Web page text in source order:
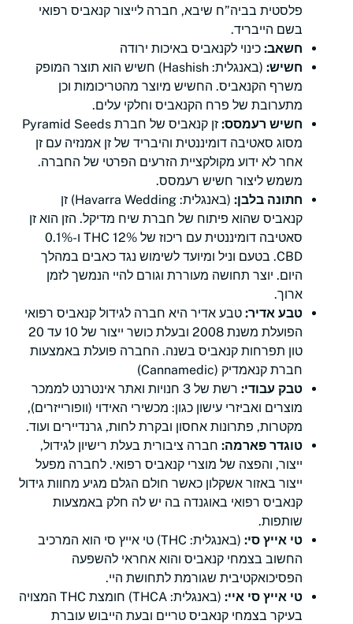
פלסטית בביה”ח שיבא, חברה לייצור קנאביס רפואי
בשם הייבריד.
חשאב: כינוי לקנאביס באיכות ירודה
חשיש:
(באנגלית: Hashish) חשיש הוא תוצר המופק
משרף הקנאביס. החשיש מיוצר מהטריכומות וכן
מתערובת של פרח הקנאביס וחלקי עלים.
חשיש רעמסס:
זן קנאביס של חברת Pyramid Seeds
מסוג סאטיבה דומיננטית והיבריד של זן אמנזיה עם זן
אחר לא ידוע מקולקציית הזרעים הפרטי של החברה.
משמש ליצור חשיש רעמסס.
חתונה בלבן:
(באנגלית: Havarra Wedding) זן
קנאביס שהוא פיתוח של חברת שיח מדיקל. הזן הוא זן
סאטיבה דומיננטית עם ריכוז של 12% THC ו-0.1%
CBD. בטעם וניל ומיועד לשימוש נגד כאבים במהלך
היום. יוצר תחושה מעוררת וגורם להיי הנמשך לזמן
ארוך.
טבע אדיר: טבע אדיר היא חברה לגידול קנאביס רפואי
הפועלת משנת 2008 ובעלת כושר ייצור של 10 עד 20
טון תפרחות קנאביס בשנה. החברה פועלת באמצעות
חברת קנאמדיק (Cannamedic)
טבק עבודי:
רשת של 3 חנויות ואתר אינטרנט לממכר
מוצרים ואביזרי עישון כגון: מכשירי האידוי (וופורייזרים),
מקטרות, פתרונות אחסון ובקרת לחות, גרנדיירים ועוד.
טוגדר פארמה: חברה ציבורית בעלת רישיון לגידול,
ייצור, והפצה של מוצרי קנאביס רפואי. לחברה מפעל
ייצור באזור אשקלון כאשר חולם הגלם מגיע מחוות גידול
קנאביס רפואי באוגנדה בה יש לה חלק באמצעות
שותפות.
טי אייץ סי:
(באנגלית: THC) טי אייץ סי הוא המרכיב
החשוב בצמחי קנאביס והוא אחראי להשפעה
הפסיכואקטיבית שגורמת לתחושת היי.
טי אייץ סי איי:
(באנגלית: THCA) חומצת THC המצויה
בעיקר בצמחי קנאביס טריים ובעת הייבוש עוברת